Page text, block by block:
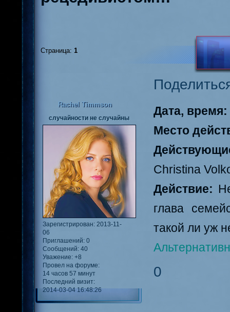
Страница: 1
Rachel Timmson
случайности не случайны
Зарегистрирован: 2013-11-
06
Приглашений: 0
Сообщений: 40
Уважение: +8
Провел на форуме:
14 часов 57 минут
Последний визит:
2014-03-04 16:48:26
Дата, время:
Место
Christina
Действие:
глава
такой ли уж
0